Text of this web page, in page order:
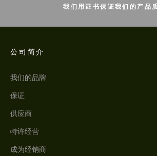
我们用证书保证我们的产品
公司简介
我们的品牌
保证
供应商
特许经营
成为经销商